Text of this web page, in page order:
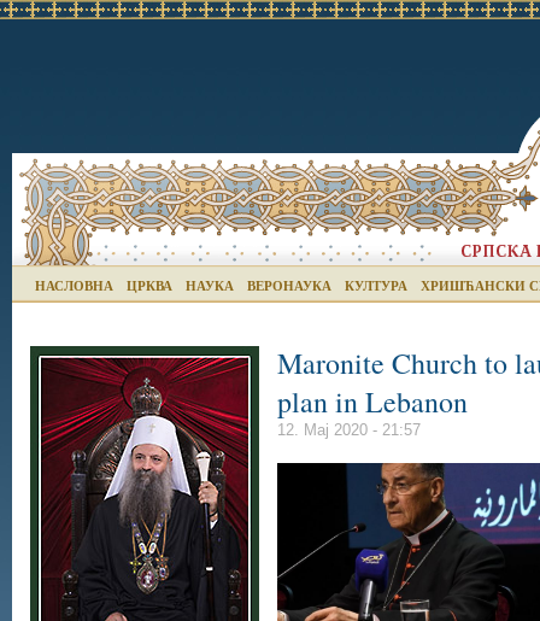
НАСЛОВНА ЦРКВА НАУКА ВЕРОНАУКА КУЛТУРА ХРИШЋАНСКИ
Maronite Church to
plan in Lebanon
12. Мај 2020 - 21:57